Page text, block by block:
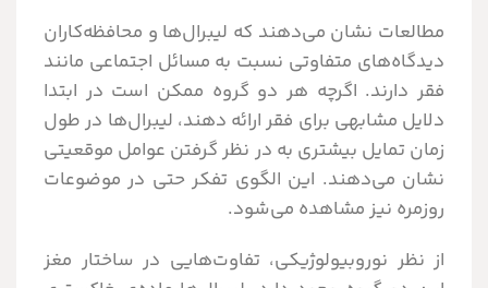
مطالعات نشان می‌دهند که لیبرال‌ها و محافظه‌کاران
دیدگاه‌های متفاوتی نسبت به مسائل اجتماعی مانند
فقر دارند. اگرچه هر دو گروه ممکن است در ابتدا
دلایل مشابهی برای فقر ارائه دهند، لیبرال‌ها در طول
زمان تمایل بیشتری به در نظر گرفتن عوامل موقعیتی
نشان می‌دهند. این الگوی تفکر حتی در موضوعات
روزمره نیز مشاهده می‌شود.
از نظر نوروبیولوژیکی، تفاوت‌هایی در ساختار مغز